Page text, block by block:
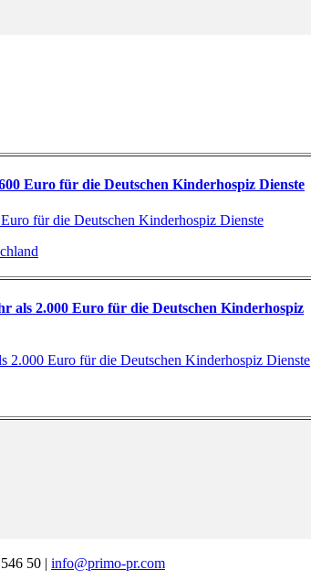
Euro für die Deutschen Kinderhospiz Dienste
für die Deutschen Kinderhospiz Dienste
als 2.000 Euro für die Deutschen Kinderhospiz
2.000 Euro für die Deutschen Kinderhospiz Dienste
50 | info@primo-pr.com